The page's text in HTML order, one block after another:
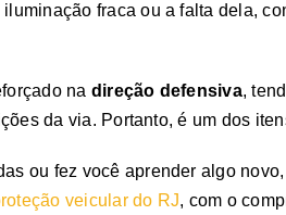
fraca ou a falta dela,
na direção defensiva,
da via. Portanto, é um dos
ou fez você aprender algo
veicular do RJ, com o